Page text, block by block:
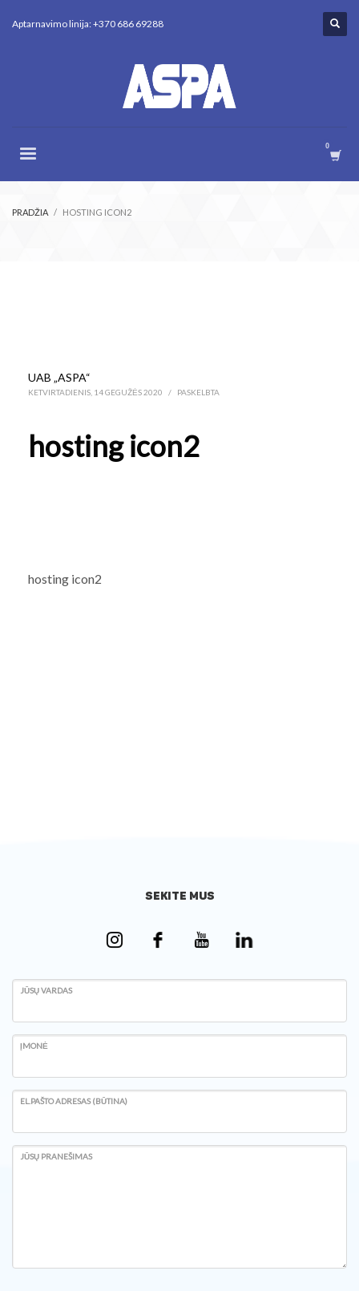
Aptarnavimo linija: +370 686 69288
PRADŽIA HOSTING ICON2
UAB „ASPA“
KETVIRTADIENIS, 14 GEGUŽĖS 2020 / PASKELBTA
hosting icon2
hosting icon2
SEKITE MUS
JŪSŲ VARDAS
ĮMONĖ
EL.PAŠTO ADRESAS (BŪTINA)
JŪSŲ PRANEŠIMAS